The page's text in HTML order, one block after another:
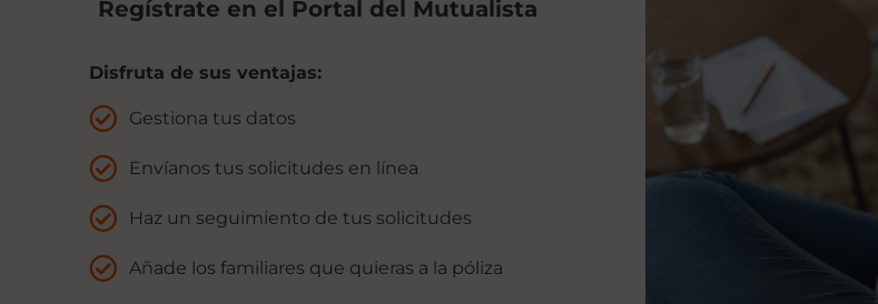
Regístrate en el Portal del Mutualista
Disfruta de sus ventajas:
Gestiona tus datos
Envíanos tus solicitudes en línea
Haz un seguimiento de tus solicitudes
Añade los familiares que quieras a la póliza